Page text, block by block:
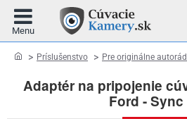
Adaptér na pripojenie
Ford - Sync
homePríslušenstvo Pre originálne